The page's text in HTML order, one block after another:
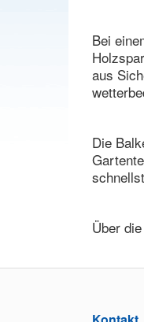
Bei
aus
Die
Über